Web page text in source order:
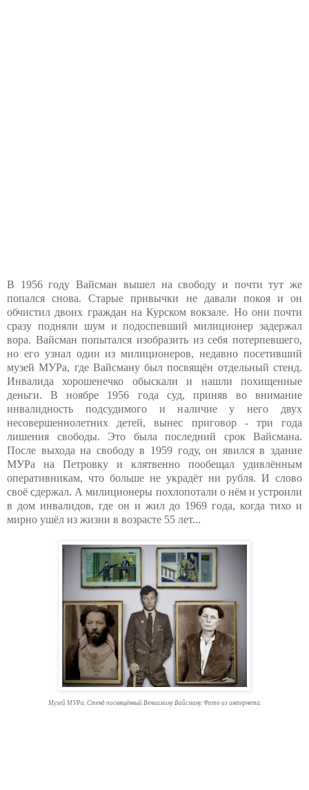
В 1956 году Вайсман вышел на свободу и почти тут же
попался снова. Старые привычки не давали покоя и он
обчистил двоих граждан на Курском вокзале. Но они почти
сразу подняли шум и подоспевший милиционер задержал
вора. Вайсман попытался изобразить из себя потерпевшего,
но его узнал один из милиционеров, недавно посетивший
музей МУРа, где Вайсману был посвящён отдельный стенд.
Инвалида хорошенечко обыскали и нашли похищенные
деньги. В ноябре 1956 года суд, приняв во внимание
инвалидность подсудимого и наличие у него двух
несовершеннолетних детей, вынес приговор - три года
лишения свободы. Это была последний срок Вайсмана.
После выхода на свободу в 1959 году, он явился в здание
МУРа на Петровку и клятвенно пообещал удивлённым
оперативникам, что больше не украдёт ни рубля. И слово
своё сдержал. А милиционеры похлопотали о нём и устроили
в дом инвалидов, где он и жил до 1969 года, когда тихо и
мирно ушёл из жизни в возрасте 55 лет...
Музей МУРа. Стенд посвящённый Вениамину Вайсману. Фото из интернета.